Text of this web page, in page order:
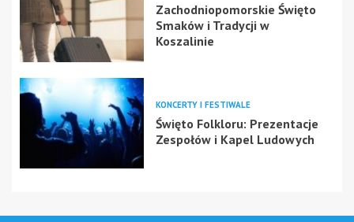
Zachodniopomorskie Święto
Smaków i Tradycji w
Koszalinie
KONCERTY I FESTIWALE
Święto Folkloru: Prezentacje
Zespołów i Kapel Ludowych